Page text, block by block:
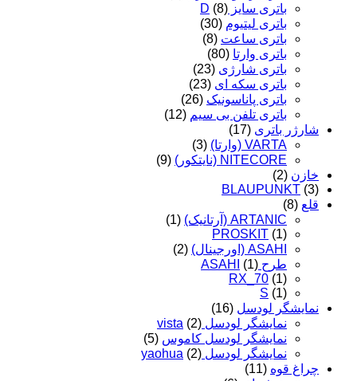
باتری سایز D (8)
باتری لیتیوم (30)
باتری ساعت (8)
باتری وارتا (80)
باتری شارژی (23)
باتری سکه ای (23)
باتری پاناسونیک (26)
باتری تلفن بی سیم (12)
شارژر باتری (17)
VARTA (وارتا)
(3)
NITECORE (نایتکور)
(9)
خازن (2)
BLAUPUNKT (3)
قلع (8)
ARTANIC (آرتانیک)
(1)
PROSKIT (1)
ASAHI (اورجینال)
(2)
طرح ASAHI (1)
RX_70 (1)
S (1)
نمایشگر لودسل (16)
نمایشگر لودسل vista (2)
نمایشگر لودسل کاموس (5)
نمایشگر لودسل yaohua (2)
چراغ قوه (11)